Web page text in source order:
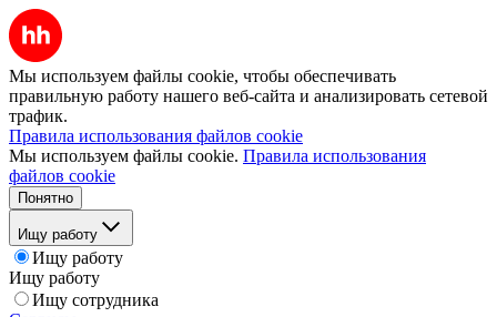
Мы используем файлы cookie, чтобы обеспечивать
правильную работу нашего веб-сайта и анализировать сетевой
трафик.
Правила использования файлов cookie
Мы используем файлы cookie. Правила использования
файлов cookie
Понятно
Ищу работу
Ищу работу
Ищу работу
Ищу сотрудника